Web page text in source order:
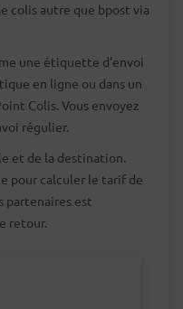
colis autre que bpost via
une étiquette d'envoi
en ligne ou dans un
Colis. Vous envoyez
régulier.
et de la destination.
pour calculer le tarif de
partenaires est
retour.